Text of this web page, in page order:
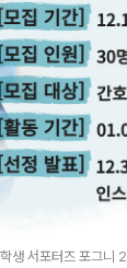
생 서포터즈 포그니 2